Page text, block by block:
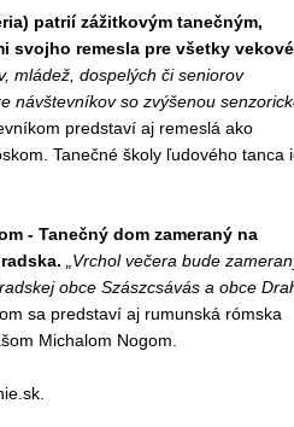
patrií zážitkovým tanečným,
svojho remesla pre všetky vekové
mládež, dospelých či seniorov
návštevníkov so zvýšenou
predstaví aj remeslá ako
Tanečné školy ľudového tanca
- Tanečný dom zameraný na
„Vrchol večera bude
obce Szászcsávás a obce
sa predstaví aj rumunská rómska
Michalom Nogom.